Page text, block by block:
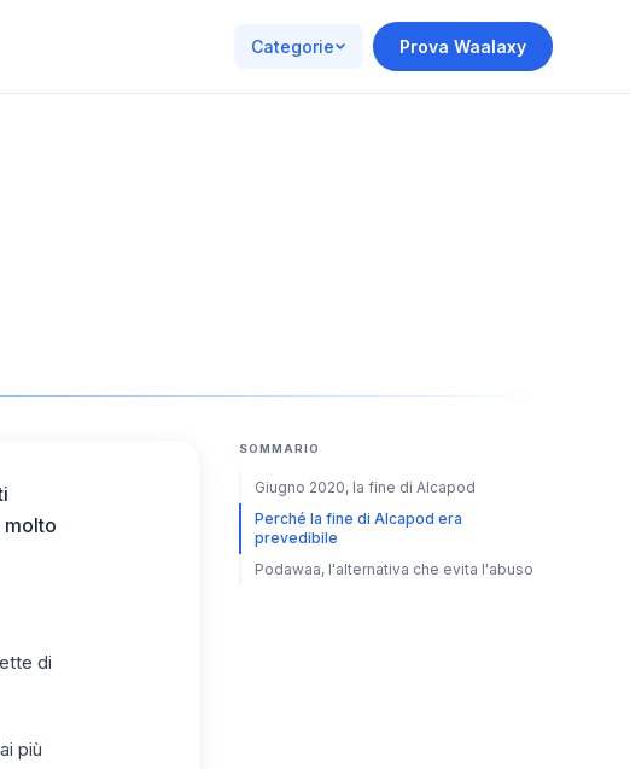
Categorie Prova Waalaxy
molto
di
più
SOMMARIO
Giugno 2020, la fine di Alcapod
Perché la fine di Alcapod era
prevedibile
Podawaa, l'alternativa che evita l'abuso